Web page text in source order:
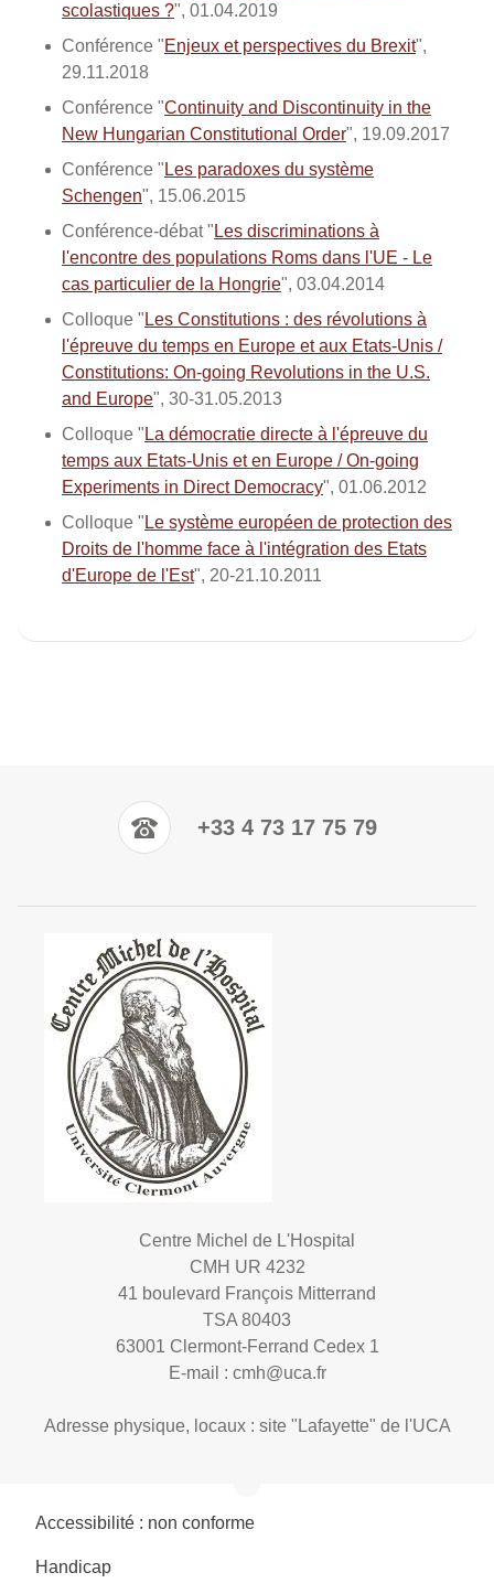
scolastiques ?", 01.04.2019
Conférence "Enjeux et perspectives du Brexit",
29.11.2018
Conférence "Continuity and Discontinuity in the
New Hungarian Constitutional Order", 19.09.2017
Conférence "Les paradoxes du système
Schengen", 15.06.2015
Conférence-débat "Les discriminations à
l'encontre des populations Roms dans l'UE - Le
cas particulier de la Hongrie", 03.04.2014
Colloque "Les Constitutions : des révolutions à
l'épreuve du temps en Europe et aux Etats-Unis /
Constitutions: On-going Revolutions in the U.S.
and Europe", 30-31.05.2013
Colloque "La démocratie directe à l'épreuve du
temps aux Etats-Unis et en Europe / On-going
Experiments in Direct Democracy", 01.06.2012
Colloque "Le système européen de protection des
Droits de l'homme face à l'intégration des Etats
d'Europe de l'Est", 20-21.10.2011
+33 4 73 17 75 79
Centre Michel de L'Hospital
CMH UR 4232
41 boulevard François Mitterrand
TSA 80403
63001 Clermont-Ferrand Cedex 1
E-mail : cmh@uca.fr
Adresse physique, locaux : site "Lafayette" de l'UCA
Accessibilité : non conforme
Handicap